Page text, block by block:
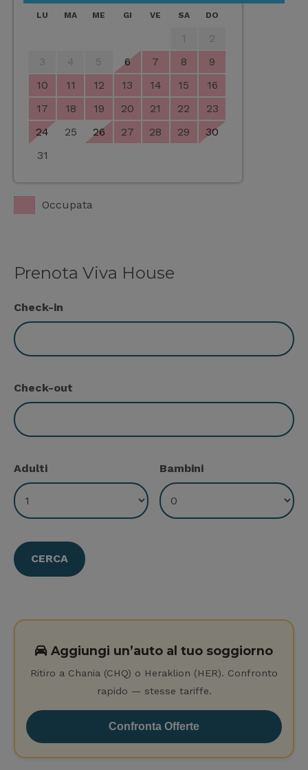
LU MA ME GI VE SA DO
1
2
3
4 5 6 7 8
9
10
11 12 13 14 15
16
17
18 19 20 21 22
23
24
25 26 27 28 29
30
31
Occupata
Prenota Viva House
Check-in
Check-out
Adulti Bambini
Aggiungi un’auto al tuo soggiorno
Ritiro a Chania (CHQ) o Heraklion (HER). Confronto
rapido — stesse tariffe.
Confronta Offerte